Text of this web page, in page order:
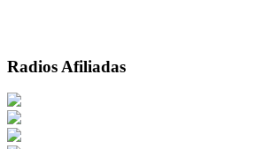
Radios Afiliadas